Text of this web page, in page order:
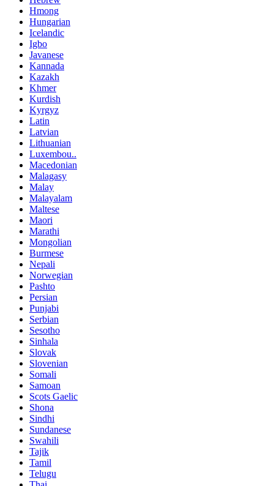
Hmong
Hungarian
Icelandic
Igbo
Javanese
Kannada
Kazakh
Khmer
Kurdish
Kyrgyz
Latin
Latvian
Lithuanian
Luxembou..
Macedonian
Malagasy
Malay
Malayalam
Maltese
Maori
Marathi
Mongolian
Burmese
Nepali
Norwegian
Pashto
Persian
Punjabi
Serbian
Sesotho
Sinhala
Slovak
Slovenian
Somali
Samoan
Scots Gaelic
Shona
Sindhi
Sundanese
Swahili
Tajik
Tamil
Telugu